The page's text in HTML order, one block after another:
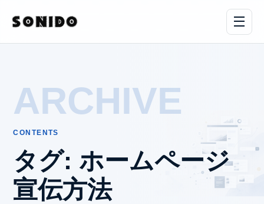
ARCHIVE
CONTENTS
タグ:ホームページ
宣伝方法